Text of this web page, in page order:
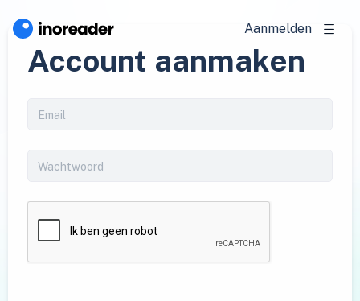
Aanmelden
Account aanmaken